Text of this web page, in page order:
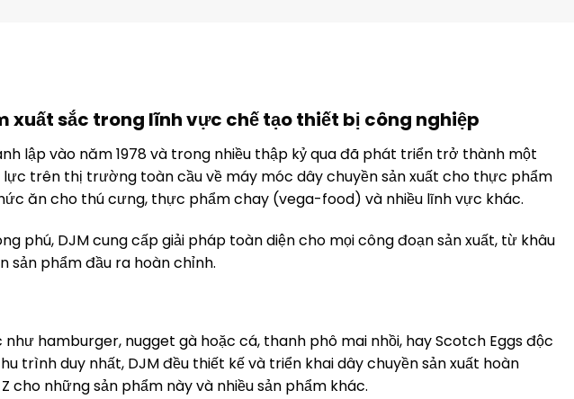
xuất sắc trong lĩnh vực chế tạo thiết bị công nghiệp
lập vào năm 1978 và trong nhiều thập kỷ qua đã phát triển trở thành một
trên thị trường toàn cầu về máy móc dây chuyền sản xuất cho thực phẩm
ăn cho thú cưng, thực phẩm chay (vega-food) và nhiều lĩnh vực khác.
phú, DJM cung cấp giải pháp toàn diện cho mọi công đoạn sản xuất, từ khâu
sản phẩm đầu ra hoàn chỉnh.
hamburger, nugget gà hoặc cá, thanh phô mai nhồi, hay Scotch Eggs độc
trình duy nhất, DJM đều thiết kế và triển khai dây chuyền sản xuất hoàn
cho những sản phẩm này và nhiều sản phẩm khác.